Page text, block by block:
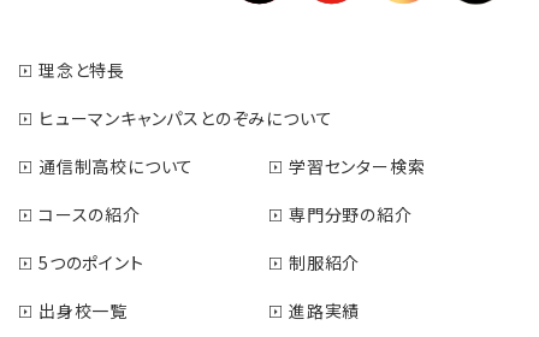
理念と特長
ヒューマンキャンパスとのぞみについて
通信制高校について
学習センター検索
コースの紹介
専門分野の紹介
5つのポイント
制服紹介
出身校一覧
進路実績